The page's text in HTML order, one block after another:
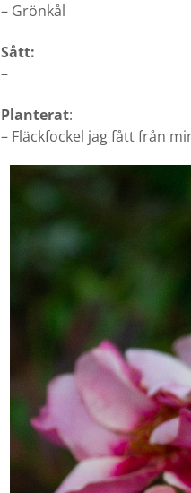
– Grönkål
Sått:
–
Planterat:
– Fläckfockel jag fått från